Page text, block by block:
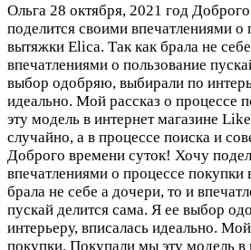
Ольга 28 октября, 2021 год
поделится своими впечатлениями о
вытяжки Elica. Так как брала не
впечатлениями о пользование
выбор одобряю, выбирали по
идеально. Мой рассказ о процессе
эту модель в интернет магазине
случайно, а в процессе поиска и
Доброго времени суток! Хочу
впечатлениями о процессе
брала не себе а дочери, то и
пускай делится сама. Я ее выбор
интерьеру, вписалась идеально.
покупки. Покупали мы эту модель в